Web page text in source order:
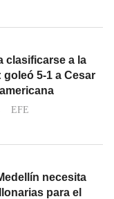
clasificarse a la
5-1 a Cesar
EFE
necesita
para el